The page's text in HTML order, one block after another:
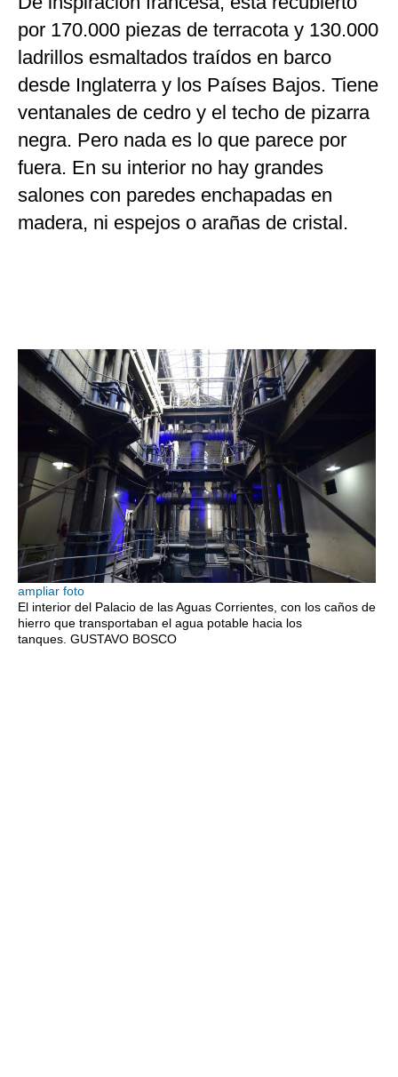
por 170.000 piezas de terracota y 130.000
ladrillos esmaltados traídos en barco
desde Inglaterra y los Países Bajos. Tiene
ventanales de cedro y el techo de pizarra
negra. Pero nada es lo que parece por
fuera. En su interior no hay grandes
salones con paredes enchapadas en
madera, ni espejos o arañas de cristal.
ampliar foto
El interior del Palacio de las Aguas Corrientes, con los caños de
hierro que transportaban el agua potable hacia los
tanques. GUSTAVO BOSCO